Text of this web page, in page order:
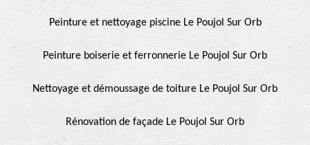
Peinture et nettoyage piscine Le Poujol Sur Orb
Peinture boiserie et ferronnerie Le Poujol Sur Orb
Nettoyage et démoussage de toiture Le Poujol Sur Orb
Rénovation de façade Le Poujol Sur Orb